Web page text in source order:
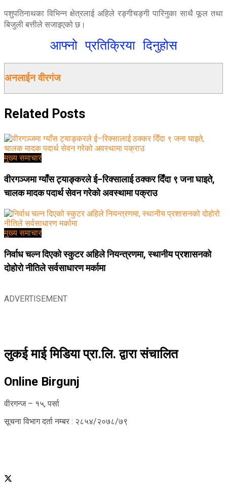
पशुपतिनाथका विभिन्न क्षेत्रलाई अहिले रङ्गीचङ्गी पारिनुका साथै फूल तथा
बिजुली बत्तीले सजाइएको छ।
आफ्नो प्रतिक्रिया दिनुहोस
अनलाईन वीरगंज
Related Posts
मुख्य समाचार
वीरगञ्जमा ग्याँस ट्याङ्करले ई–रिक्सालाई ठक्कर दिँदा ९ जना घाइते,
चालक मादक पदार्थ सेवन गरेको अवस्थामा पक्राउ
मुख्य समाचार
निर्वाध चल्न दिएको स्कुटर अहिले नियन्त्रणमा, स्थानीय प्रशासनको
दोहोरो नीतिले सर्वसाधारण मर्कामा
ADVERTISEMENT
लुकई माई मिडिया प्रा.लि. द्वारा संचालित
Online Birgunj
वीरगन्ज – १५, पर्सा
सूचना विभाग दर्ता नम्बर : २८५४/२०७८/७९